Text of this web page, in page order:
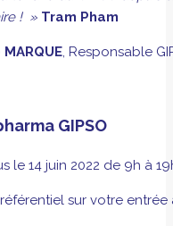
! » Tram Pham
, Responsable
GIPSO
le 14 juin 2022 de 9h à
sur votre